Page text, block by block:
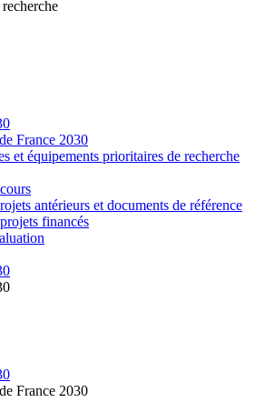
France 2030
et équipements prioritaires de recherche
antérieurs et documents de référence
financés
France 2030